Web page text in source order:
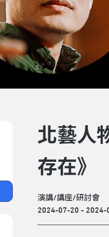
北藝人
存在》
演講/講座/研討會
2024-07-20 - 2024-